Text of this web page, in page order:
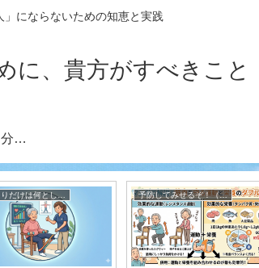
にならないための知恵と実践
に、貴方がすべきこと
119番 救急車 自分も親も実りある老後を送る秘訣（元救急隊長執筆）
寝たきりだけは何としても避けたい！ 元救急隊長が伝授 予防してみせるぞ！（寝たきり、ボケ、認知症） 元救急隊長が伝授